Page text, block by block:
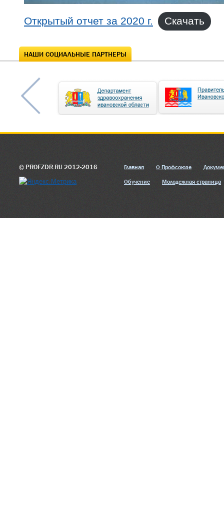
Открытый отчет за 2020 г. Скачать
НАШИ СОЦИАЛЬНЫЕ ПАРТНЕРЫ
© PROFZDR.RU 2012-2016 Главная О Профсоюзе
Обучение Молодежная страница